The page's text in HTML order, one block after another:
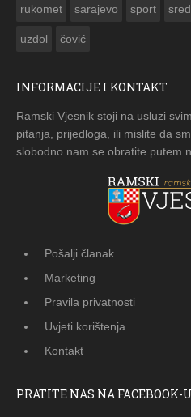
rukomet sarajevo sport
uzdol čović
INFORMACIJE I KONTAKT
Ramski Vjesnik stoji na usluzi
pitanja, prijedloga, ili mislite da
slobodno nam se obratite putem
Pošalji članak
Marketing
Pravila privatnosti
Uvjeti korištenja
Kontakt
PRATITE NAS NA FACEBOOK-